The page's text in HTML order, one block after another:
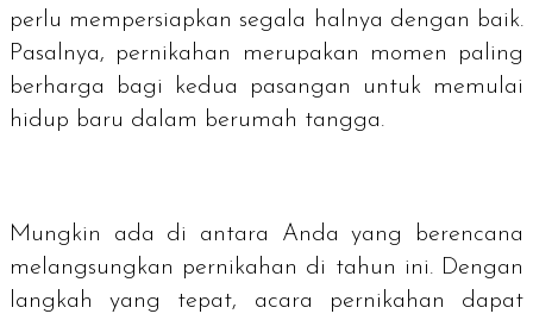
perlu mempersiapkan segala halnya dengan baik.
Pasalnya, pernikahan merupakan momen paling
berharga bagi kedua pasangan untuk memulai
hidup baru dalam berumah tangga.
Mungkin ada di antara Anda yang berencana
melangsungkan pernikahan di tahun ini. Dengan
langkah yang tepat, acara pernikahan dapat